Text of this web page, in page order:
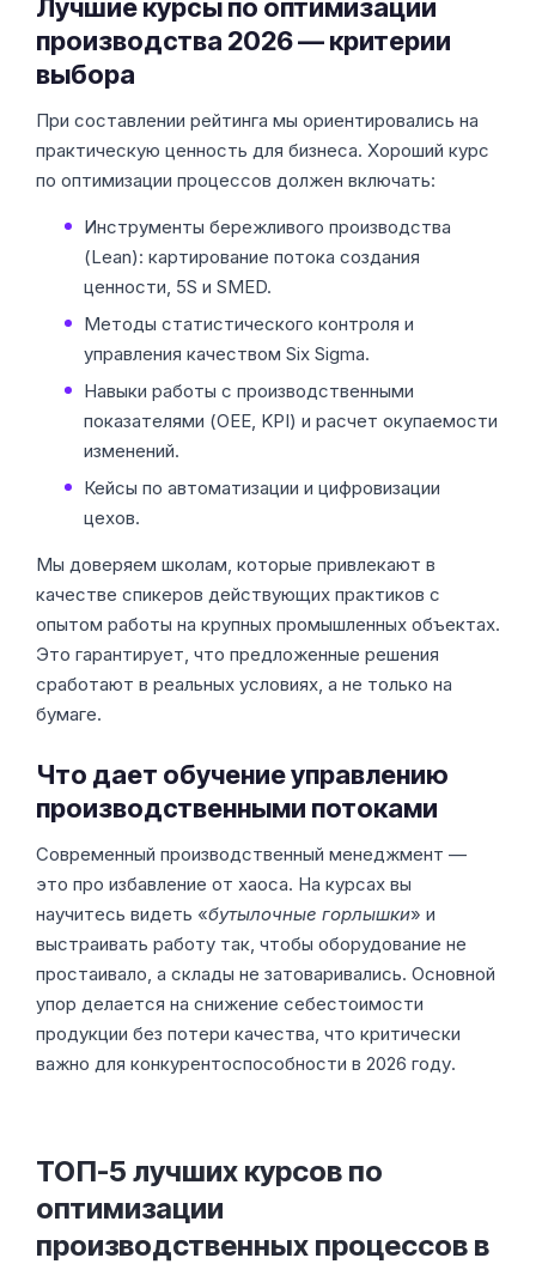
Лучшие курсы по оптимизации
производства 2026 — критерии
выбора
При составлении рейтинга мы ориентировались на
практическую ценность для бизнеса. Хороший курс
по оптимизации процессов должен включать:
Инструменты бережливого производства
(Lean): картирование потока создания
ценности, 5S и SMED.
Методы статистического контроля и
управления качеством Six Sigma.
Навыки работы с производственными
показателями (OEE, KPI) и расчет окупаемости
изменений.
Кейсы по автоматизации и цифровизации
цехов.
Мы доверяем школам, которые привлекают в
качестве спикеров действующих практиков с
опытом работы на крупных промышленных объектах.
Это гарантирует, что предложенные решения
сработают в реальных условиях, а не только на
бумаге.
Что дает обучение управлению
производственными потоками
Современный производственный менеджмент —
это про избавление от хаоса. На курсах вы
научитесь видеть «бутылочные горлышки» и
выстраивать работу так, чтобы оборудование не
простаивало, а склады не затоваривались. Основной
упор делается на снижение себестоимости
продукции без потери качества, что критически
важно для конкурентоспособности в 2026 году.
ТОП-5 лучших курсов по
оптимизации
производственных процессов в